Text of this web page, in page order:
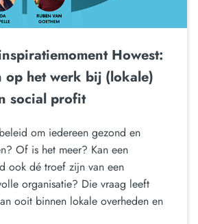
Howest:
op het werk bij (lokale)
social profit
om iedereen gezond en
Of is het meer? Kan een
ook dé troef zijn van een
organisatie? Die vraag leeft
ooit binnen lokale overheden en